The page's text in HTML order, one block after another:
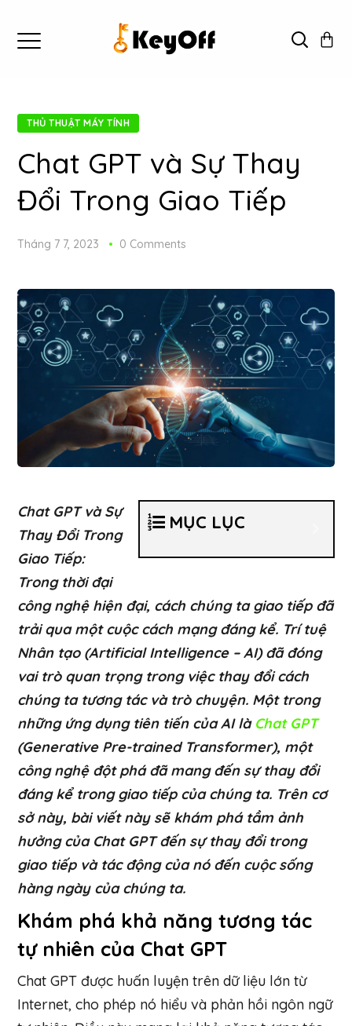
THỦ THUẬT MÁY TÍNH
Chat GPT và Sự Thay
Đổi Trong Giao Tiếp
Tháng 7 7, 2023 0 Comments
MỤC LỤC
Chat GPT và Sự
Thay Đổi Trong
Giao Tiếp:
Trong thời đại
công nghệ hiện đại, cách chúng ta giao tiếp đã
trải qua một cuộc cách mạng đáng kể. Trí tuệ
Nhân tạo (Artificial Intelligence – AI) đã đóng
vai trò quan trọng trong việc thay đổi cách
chúng ta tương tác và trò chuyện. Một trong
những ứng dụng tiên tiến của AI là Chat GPT
(Generative Pre-trained Transformer), một
công nghệ đột phá đã mang đến sự thay đổi
đáng kể trong giao tiếp của chúng ta. Trên cơ
sở này, bài viết này sẽ khám phá tầm ảnh
hưởng của Chat GPT đến sự thay đổi trong
giao tiếp và tác động của nó đến cuộc sống
hàng ngày của chúng ta.
Khám phá khả năng tương tác
tự nhiên của Chat GPT
Chat GPT được huấn luyện trên dữ liệu lớn từ
Internet, cho phép nó hiểu và phản hồi ngôn ngữ